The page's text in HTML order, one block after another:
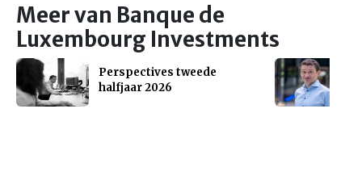
Meer van Banque de
Luxembourg Investments
Perspectives tweede
halfjaar 2026